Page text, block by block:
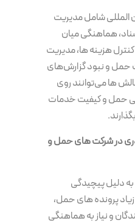
المللی شامل مدیریت
هماهنگی میان
هزینه ها، مدیریت
حمل و نبود گزارش‌های
ها می‌توانند روی
حمل و کیفیت خدمات
در شرکت های حمل و
دلیل پیچیدگی
پرونده های حمل،
و نیاز به هماهنگی